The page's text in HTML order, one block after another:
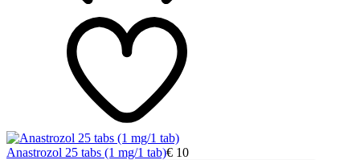
Anastrozol 25 tabs (1 mg/1 tab)€ 10